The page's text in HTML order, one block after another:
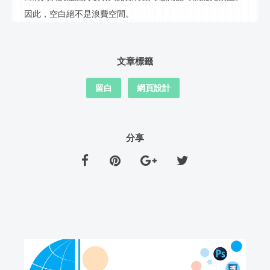
因此，空白絕不是浪費空間。
文章標籤
留白 網頁設計
分享